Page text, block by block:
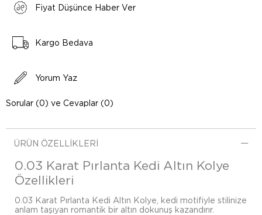
Fiyat Düşünce Haber Ver
Kargo Bedava
Yorum Yaz
Sorular (0) ve Cevaplar (0)
ÜRÜN ÖZELLIKLERI
0.03 Karat Pırlanta Kedi Altın Kolye
Özellikleri
0.03 Karat Pırlanta Kedi Altın Kolye, kedi motifiyle stilinize
anlam taşıyan romantik bir altın dokunuş kazandırır.